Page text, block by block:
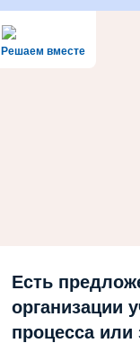
Решаем вместе
Есть
организации
процесса или